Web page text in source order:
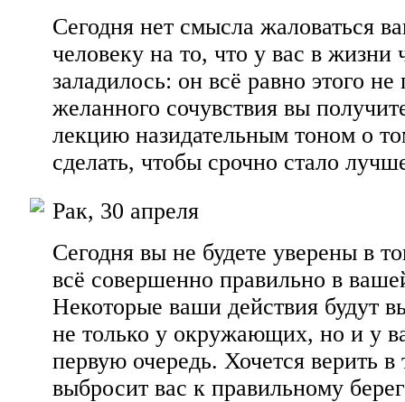
Сегодня нет смысла жаловаться
человеку на то, что у вас в жизни
заладилось: он всё равно этого
желанного сочувствия вы
лекцию назидательным тоном о
сделать, чтобы срочно стало
Рак, 30 апреля
Сегодня вы не будете уверены в
всё совершенно правильно в
Некоторые ваши действия будут
не только у окружающих, но и у
первую очередь. Хочется верить в
выбросит вас к правильному